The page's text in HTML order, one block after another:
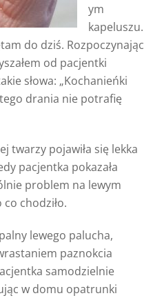
ym
kapeluszu.
do dziś. Rozpoczynając
od pacjentki
słowa: „Kochanieńki
drania nie potrafię
twarzy pojawiła się lekka
pacjentka pokazała
problem na lewym
chodziło.
lewego palucha,
paznokcia
samodzielnie
w domu opatrunki